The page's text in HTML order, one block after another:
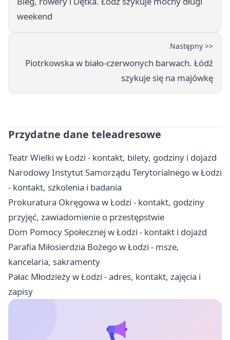
weekend
Następny >>
Piotrkowska w biało-czerwonych barwach. Łódź
szykuje się na majówkę
Przydatne dane teleadresowe
Teatr Wielki w Łodzi - kontakt, bilety, godziny i dojazd
Narodowy Instytut Samorządu Terytorialnego w Łodzi
- kontakt, szkolenia i badania
Prokuratura Okręgowa w Łodzi - kontakt, godziny
przyjęć, zawiadomienie o przestępstwie
Dom Pomocy Społecznej w Łodzi - kontakt i dojazd
Parafia Miłosierdzia Bożego w Łodzi - msze,
kancelaria, sakramenty
Pałac Młodzieży w Łodzi - adres, kontakt, zajęcia i
zapisy